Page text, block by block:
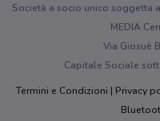
Società a socio unico soggetta
MEDIA
Via Giosuè
Capitale Sociale
Termini e Condizioni
Privacy